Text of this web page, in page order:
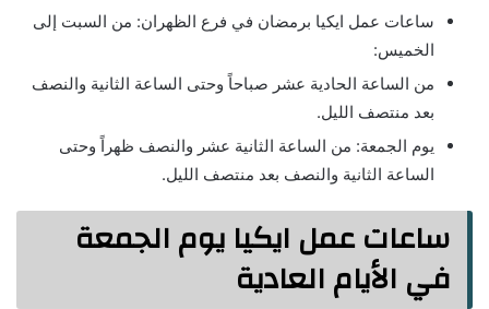
ساعات عمل ايكيا برمضان في فرع الظهران: من السبت إلى
الخميس:
من الساعة الحادية عشر صباحاً وحتى الساعة الثانية والنصف
بعد منتصف الليل.
يوم الجمعة: من الساعة الثانية عشر والنصف ظهراً وحتى
الساعة الثانية والنصف بعد منتصف الليل.
ساعات عمل ايكيا يوم الجمعة
في الأيام العادية